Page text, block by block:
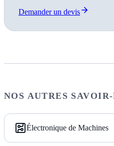
Demander un devis
NOS AUTRES
Électronique de Machines